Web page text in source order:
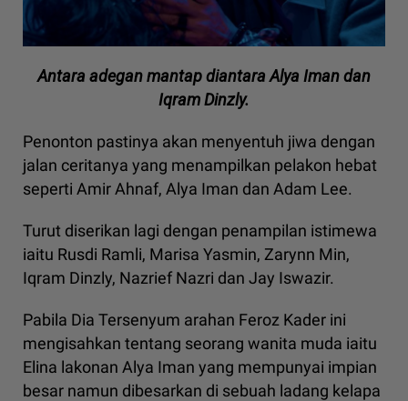
Antara adegan mantap diantara Alya Iman dan
Iqram Dinzly.
Penonton pastinya akan menyentuh jiwa dengan
jalan ceritanya yang menampilkan pelakon hebat
seperti Amir Ahnaf, Alya Iman dan Adam Lee.
Turut diserikan lagi dengan penampilan istimewa
iaitu Rusdi Ramli, Marisa Yasmin, Zarynn Min,
Iqram Dinzly, Nazrief Nazri dan Jay Iswazir.
Pabila Dia Tersenyum arahan Feroz Kader ini
mengisahkan tentang seorang wanita muda iaitu
Elina lakonan Alya Iman yang mempunyai impian
besar namun dibesarkan di sebuah ladang kelapa